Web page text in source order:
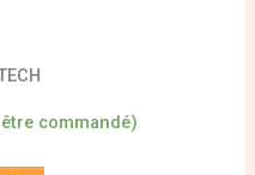
commandé)